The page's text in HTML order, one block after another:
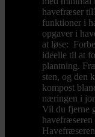
havefræser
funktioner i
opgaver i
at løse:
ideelle til at
plantning.
sten, og den
kompost
næringen i
Vil du fjerne